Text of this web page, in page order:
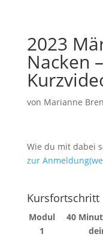
2023
Nacken
von Marianne
Wie du mit dabei
zur
Kursfortschritt
Modul
1
40